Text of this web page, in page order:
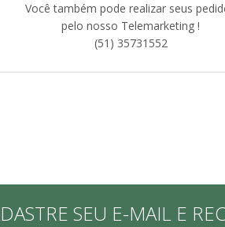
Você também pode realizar seus
pelo nosso Telemarketing !
(51) 35731552
SEU E-MAIL E